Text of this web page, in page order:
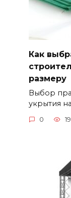
Как
размеру
Выбор
укрытия
0